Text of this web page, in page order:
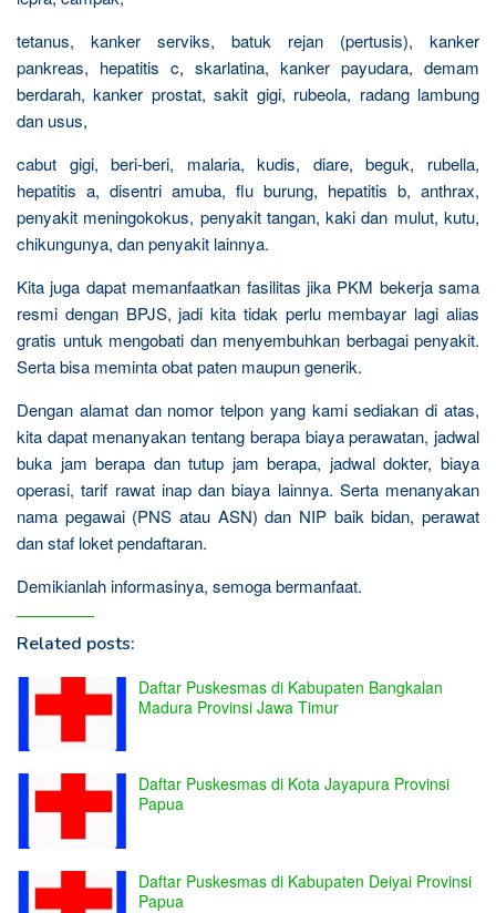
tetanus, kanker serviks, batuk rejan (pertusis), kanker
pankreas, hepatitis c, skarlatina, kanker payudara, demam
berdarah, kanker prostat, sakit gigi, rubeola, radang lambung
dan usus,
cabut gigi, beri-beri, malaria, kudis, diare, beguk, rubella,
hepatitis a, disentri amuba, flu burung, hepatitis b, anthrax,
penyakit meningokokus, penyakit tangan, kaki dan mulut, kutu,
chikungunya, dan penyakit lainnya.
Kita juga dapat memanfaatkan fasilitas jika PKM bekerja sama
resmi dengan BPJS, jadi kita tidak perlu membayar lagi alias
gratis untuk mengobati dan menyembuhkan berbagai penyakit.
Serta bisa meminta obat paten maupun generik.
Dengan alamat dan nomor telpon yang kami sediakan di atas,
kita dapat menanyakan tentang berapa biaya perawatan, jadwal
buka jam berapa dan tutup jam berapa, jadwal dokter, biaya
operasi, tarif rawat inap dan biaya lainnya. Serta menanyakan
nama pegawai (PNS atau ASN) dan NIP baik bidan, perawat
dan staf loket pendaftaran.
Demikianlah informasinya, semoga bermanfaat.
Related posts:
Daftar Puskesmas di Kabupaten Bangkalan
Madura Provinsi Jawa Timur
Daftar Puskesmas di Kota Jayapura Provinsi
Papua
Daftar Puskesmas di Kabupaten Deiyai Provinsi
Papua